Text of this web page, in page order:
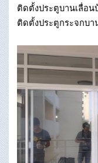
ติดตั้งประตูบานเลื่อน
ติดตั้งประตูกระจกบา